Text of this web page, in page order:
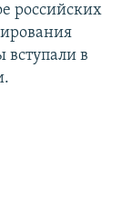
российских
вступали в